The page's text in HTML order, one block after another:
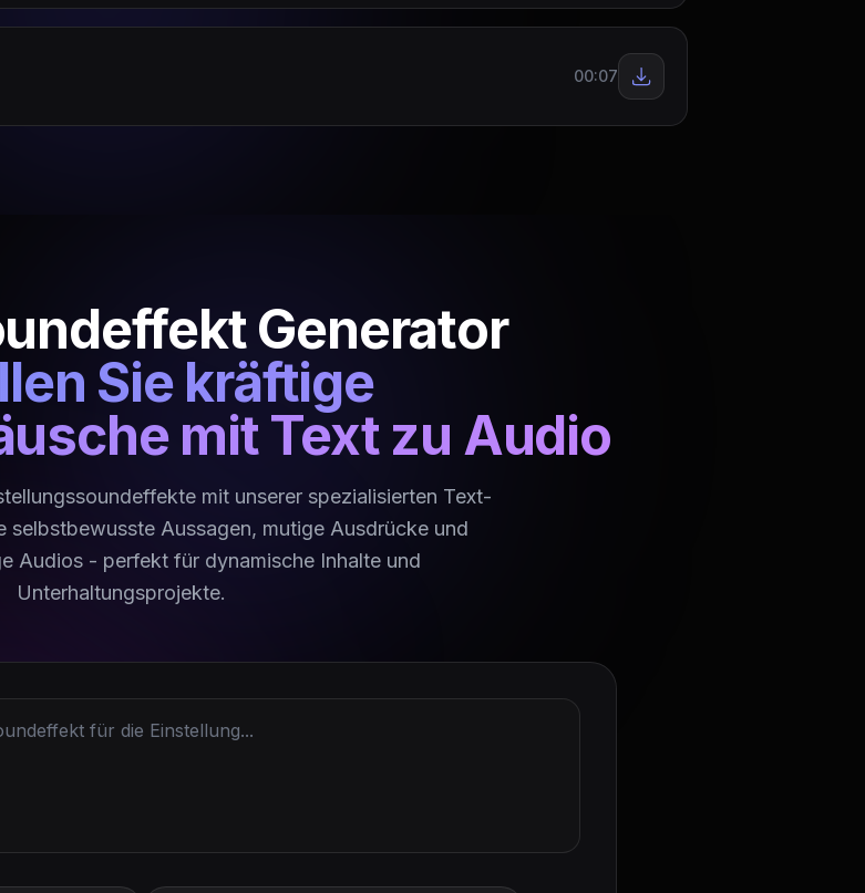
00:07
Generator
Sie kräftige
mit Text zu Audio
mit unserer spezialisierten Text-
selbstbewusste Aussagen, mutige Ausdrücke und
Audios - perfekt für dynamische Inhalte und
Unterhaltungsprojekte.